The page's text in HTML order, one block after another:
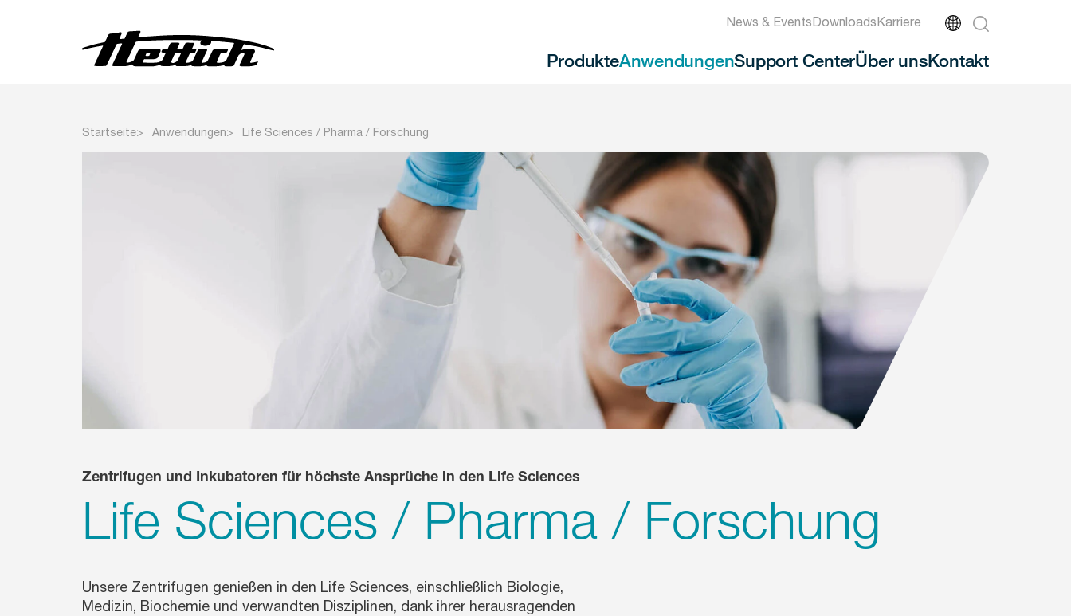
News & EventsDownloadsKarriere
ProdukteAnwendungenSupport CenterÜber unsKontakt
Startseite Anwendungen Life Sciences / Pharma / Forschung
Zentrifugen und Inkubatoren für höchste Ansprüche in den Life Sciences
Life Sciences / Pharma / Forschung
Unsere Zentrifugen genießen in den Life Sciences, einschließlich Biologie,
Medizin, Biochemie und verwandten Disziplinen, dank ihrer herausragenden